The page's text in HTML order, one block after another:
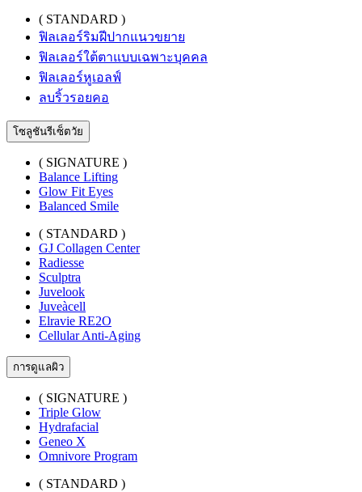
( STANDARD )
ฟิลเลอร์ริมฝีปากแนวขยาย
ฟิลเลอร์ใต้ตาแบบเฉพาะบุคคล
ฟิลเลอร์หูเอลฟ์
ลบริ้วรอยคอ
โซลูชันรีเซ็ตวัย
( SIGNATURE )
Balance Lifting
Glow Fit Eyes
Balanced Smile
( STANDARD )
GJ Collagen Center
Radiesse
Sculptra
Juvelook
Juveàcell
Elravie RE2O
Cellular Anti-Aging
การดูแลผิว
( SIGNATURE )
Triple Glow
Hydrafacial
Geneo X
Omnivore Program
( STANDARD )